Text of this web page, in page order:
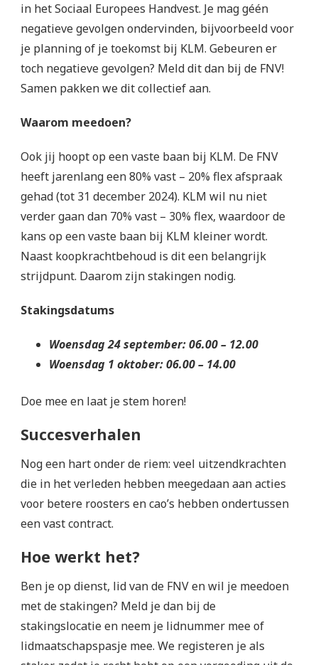
in het Sociaal Europees Handvest. Je mag géén
negatieve gevolgen ondervinden, bijvoorbeeld voor
je planning of je toekomst bij KLM. Gebeuren er
toch negatieve gevolgen? Meld dit dan bij de FNV!
Samen pakken we dit collectief aan.
Waarom meedoen?
Ook jij hoopt op een vaste baan bij KLM. De FNV
heeft jarenlang een 80% vast – 20% flex afspraak
gehad (tot 31 december 2024). KLM wil nu niet
verder gaan dan 70% vast – 30% flex, waardoor de
kans op een vaste baan bij KLM kleiner wordt.
Naast koopkrachtbehoud is dit een belangrijk
strijdpunt. Daarom zijn stakingen nodig.
Stakingsdatums
Woensdag 24 september: 06.00 – 12.00
Woensdag 1 oktober: 06.00 – 14.00
Doe mee en laat je stem horen!
Succesverhalen
Nog een hart onder de riem: veel uitzendkrachten
die in het verleden hebben meegedaan aan acties
voor betere roosters en cao’s hebben ondertussen
een vast contract.
Hoe werkt het?
Ben je op dienst, lid van de FNV en wil je meedoen
met de stakingen? Meld je dan bij de
stakingslocatie en neem je lidnummer mee of
lidmaatschapspasje mee. We registeren je als